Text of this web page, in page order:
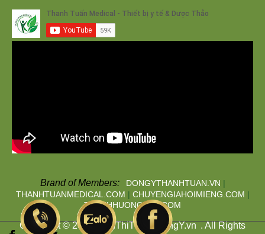
Brand of Members: DONGYTHANHTUAN.VN |
THANHTUANMEDICAL.COM | CHUYENGIAHOIMIENG.COM |
THANHHUONGTAN.COM
Copyright © 2019SieuThiThuocDongY.vn . All Rights